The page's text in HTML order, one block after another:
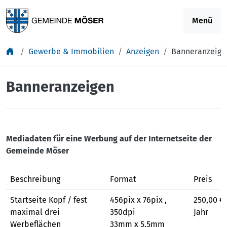
Menü
Gewerbe & Immobilien Anzeigen
Banneranzeigen
Mediadaten für eine Werbung auf der Internetseite der
Gemeinde Möser
Beschreibung Format Preis
Startseite Kopf / fest
maximal drei
Werbeflächen
456pix x 76pix ,
350dpi
33mm x 5,5mm
250,00
Jahr